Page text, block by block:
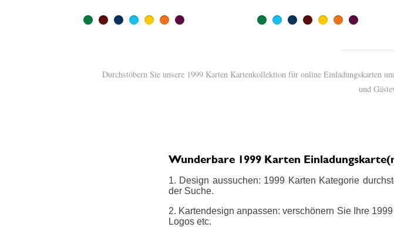
Durchstöbern Sie unsere 1999 Karten Kartenkollektion für online Einladungskarten
und
Wunderbare 1999 Karten
1. Design aussuchen: 1999 Karten Kategorie
der Suche.
2. Kartendesign anpassen: verschönern Sie Ihre
Logos etc.